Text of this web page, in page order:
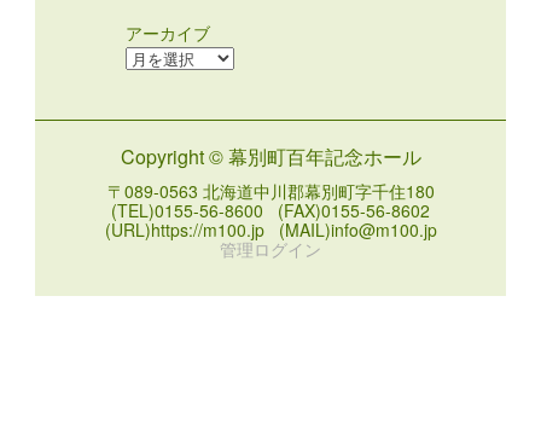
アーカイブ
ア
ブ
Copyright © 幕別町百年記念ホール
〒089-0563 北海道中川郡幕別町字千住180
(TEL)0155-56-8600 (FAX)0155-56-8602
(URL)https://m100.jp (MAIL)info@m100.jp
管理ログイン